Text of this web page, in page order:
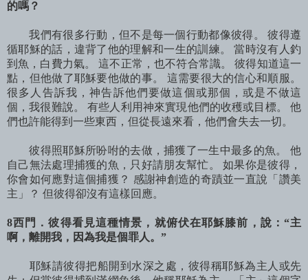
的嗎？
我們有很多行動，但不是每一個行動都像彼得。 彼得遵
循耶穌的話，違背了他的理解和一生的訓練。 當時沒有人釣
到魚，白費力氣。 這不正常，也不符合常識。 彼得知道這一
點，但他做了耶穌要他做的事。 這需要很大的信心和順服。
很多人告訴我，神告訴他們要做這個或那個，或是不做這
個，我很難說。 有些人利用神來實現他們的收穫或目標。 他
們也許能得到一些東西，但從長遠來看，他們會失去一切。
彼得照耶穌所吩咐的去做，捕獲了一生中最多的魚。 他
自己無法處理捕獲的魚，只好請朋友幫忙。 如果你是彼得，
你會如何應對這個捕獲？ 感謝神創造的奇蹟並一直說「讚美
主」？ 但彼得卻沒有這樣回應。
8西門．彼得看見這種情景，就俯伏在耶穌膝前，說：“主
啊，離開我，因為我是個罪人。”
耶穌請彼得把船開到水深之處，彼得稱耶穌為主人或先